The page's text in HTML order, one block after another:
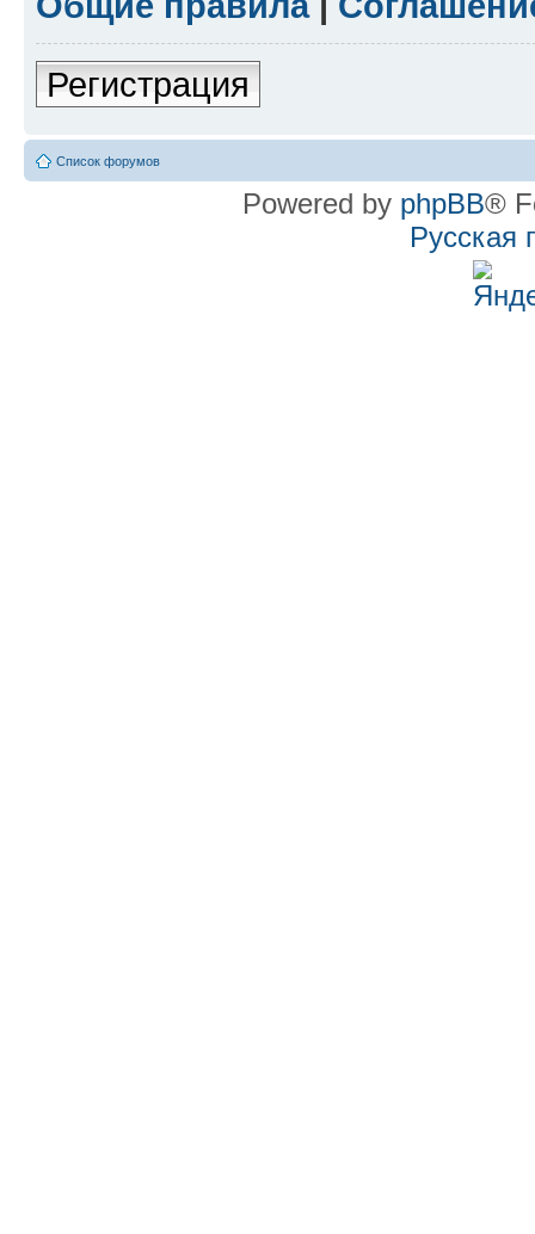
Регистрация
Список форумов
Powered by phpBB®
Русская